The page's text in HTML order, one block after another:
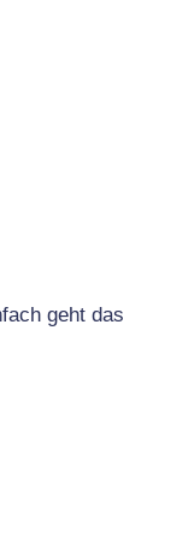
geht das